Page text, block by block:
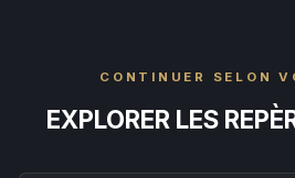
CONTINUER SELON
EXPLORER LES